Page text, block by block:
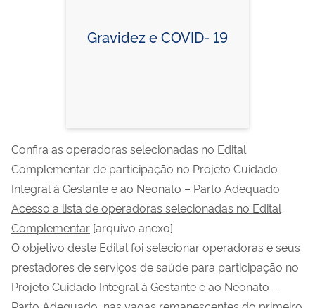
Gravidez e COVID- 19
Confira as operadoras selecionadas no Edital
Complementar de participação no Projeto Cuidado
Integral à Gestante e ao Neonato – Parto Adequado.
Acesso a lista de operadoras selecionadas no Edital
Complementar [arquivo anexo]
O objetivo deste Edital foi selecionar operadoras e seus
prestadores de serviços de saúde para participação no
Projeto Cuidado Integral à Gestante e ao Neonato –